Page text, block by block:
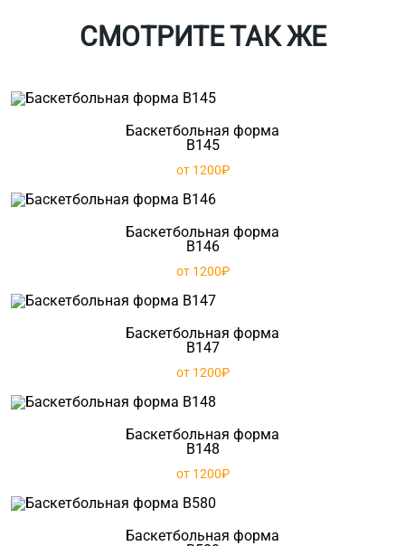
СМОТРИТЕ ТАК ЖЕ
Баскетбольная форма
B145
от 1200₽
Баскетбольная форма
B146
от 1200₽
Баскетбольная форма
B147
от 1200₽
Баскетбольная форма
B148
от 1200₽
Баскетбольная форма